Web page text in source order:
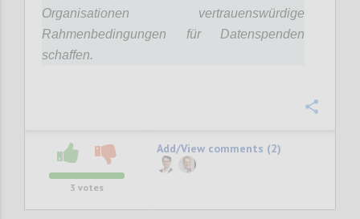
Organisationen vertrauenswürdige
Rahmenbedingungen für Datenspenden
schaffen.
3 votes
Add/View comments (2)